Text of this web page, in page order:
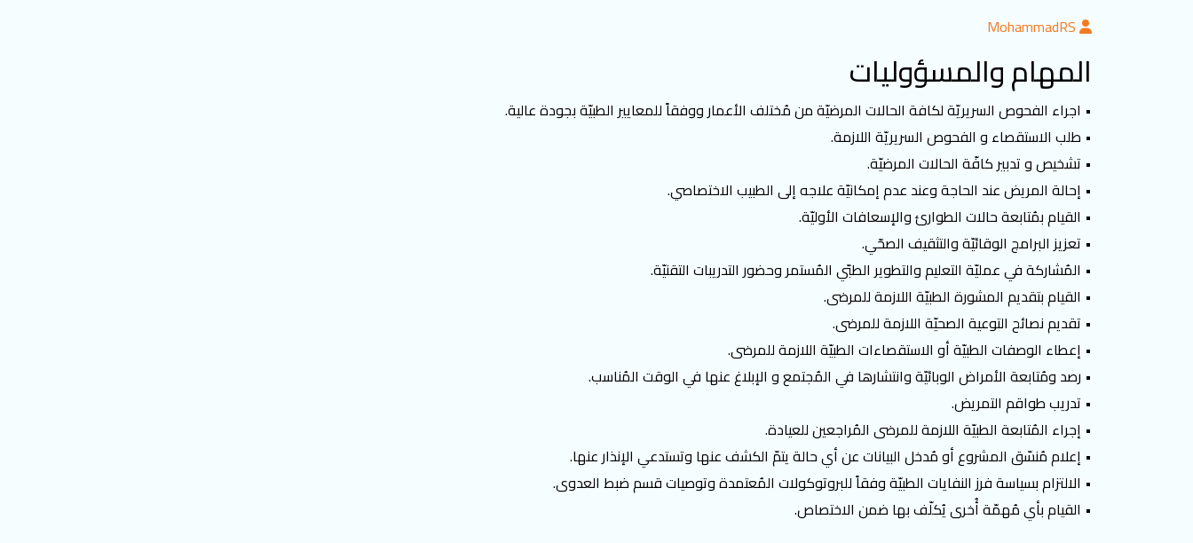
MohammadRS
المهام والمسؤوليات
• اجراء الفحوص السريريّة لكافة الحالات المرضيّة من مُختلف الأعمار ووفقاً للمعايير الطبيّة بجودة عالية.
• طلب الاستقصاء و الفحوص السريريّة اللازمة.
• تشخيص و تدبير كافّة الحالات المرضيّة.
• إحالة المريض عند الحاجة وعند عدم إمكانيّة علاجه إلى الطبيب الاختصاصي.
• القيام بمُتابعة حالات الطوارئ والإسعافات الأوليّة.
• تعزيز البرامج الوقائيّة والتثقيف الصحّي.
• المُشاركة في عمليّة التعليم والتطوير الطبّي المُستمر وحضور التدريبات التقنيّة.
• القيام بتقديم المشورة الطبيّة اللازمة للمرضى.
• تقديم نصائح التوعية الصحيّة اللازمة للمرضى.
• إعطاء الوصفات الطبيّة أو الاستقصاءات الطبيّة اللازمة للمرضى.
• رصد ومُتابعة الأمراض الوبائيّة وانتشارها في المُجتمع و الإبلاغ عنها في الوقت المُناسب.
• تدريب طواقم التمريض.
• إجراء المُتابعة الطبيّة اللازمة للمرضى المُراجعين للعيادة.
• إعلام مُنسّق المشروع أو مُدخل البيانات عن أي حالة يتمّ الكشف عنها وتستدعي الإنذار عنها.
• الالتزام بسياسة فرز النفايات الطبيّة وفقاً للبروتوكولات المُعتمدة وتوصيات قسم ضبط العدوى.
• القيام بأي مُهمّة أُخرى يُكلّف بها ضمن الاختصاص.